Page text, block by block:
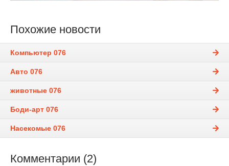
Похожие новости
Компьютер 076
Авто 076
животные 076
Боди-арт 076
Насекомые 076
Комментарии (2)